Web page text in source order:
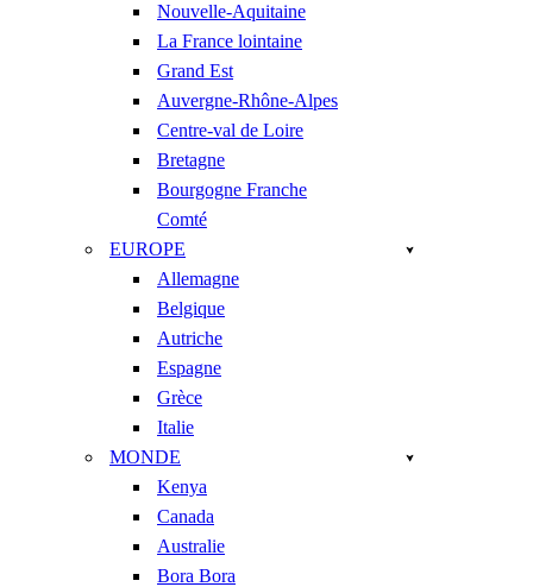
Nouvelle-Aquitaine
La France lointaine
Grand Est
Auvergne-Rhône-Alpes
Centre-val de Loire
Bretagne
Bourgogne Franche
Comté
EUROPE
Allemagne
Belgique
Autriche
Espagne
Grèce
Italie
MONDE
Kenya
Canada
Australie
Bora Bora